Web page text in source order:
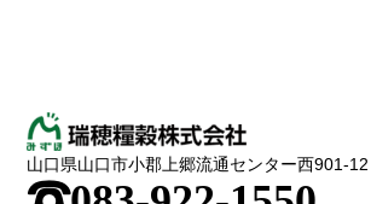
山口県山口市小郡上郷流通センター西901-12